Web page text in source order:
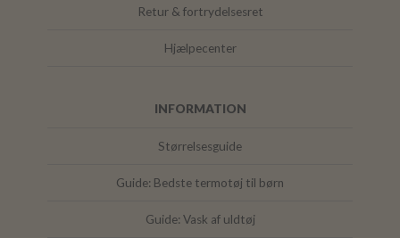
Retur & fortrydelsesret
Hjælpecenter
INFORMATION
Størrelsesguide
Guide: Bedste termotøj til børn
Guide: Vask af uldtøj